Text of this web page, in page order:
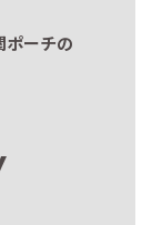
ポーチの